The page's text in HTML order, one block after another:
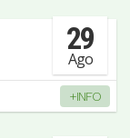
29
Ago
+INFO